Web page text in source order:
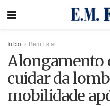
Início Bem Estar
Alongamento
cuidar da
mobilidade